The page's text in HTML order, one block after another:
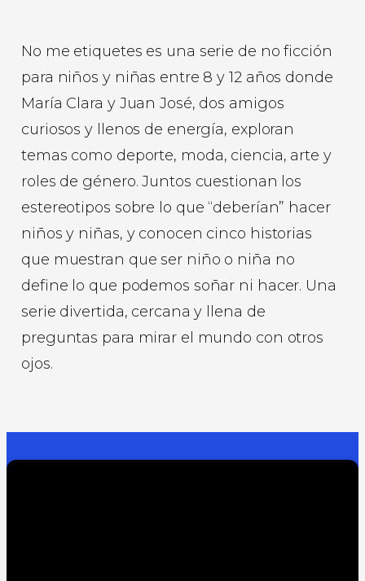
No me etiquetes es una serie de no ficción
para niños y niñas entre 8 y 12 años donde
María Clara y Juan José, dos amigos
curiosos y llenos de energía, exploran
temas como deporte, moda, ciencia, arte y
roles de género. Juntos cuestionan los
estereotipos sobre lo que “deberían” hacer
niños y niñas, y conocen cinco historias
que muestran que ser niño o niña no
define lo que podemos soñar ni hacer. Una
serie divertida, cercana y llena de
preguntas para mirar el mundo con otros
ojos.